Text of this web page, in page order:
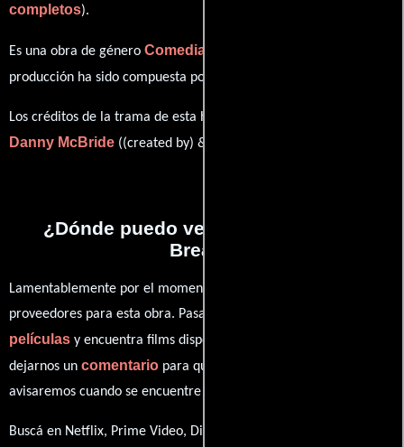
completos).
Es una obra de género Comedia
producción ha sido compuesta por
Los créditos de la trama de esta historia están divididos entre
Danny McBride ((created by) &) y
¿Dónde puedo ver la series Spring
Break?
Lamentablemente por el momento no contamos con enlaces a
proveedores para esta obra. Pasa por nuestro catálogo de
películas y encuentra films disponibles. También puedes
dejarnos un comentario para que le demos prioridad y te
avisaremos cuando se encuentre disponible
Buscá en Netflix, Prime Video, Disney+